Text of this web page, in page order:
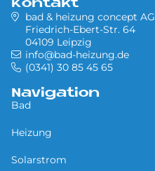
Kontakt
bad & heizung concept AG
Friedrich-Ebert-Str. 64
04109 Leipzig
info@bad-heizung.de
(0341) 30 85 45 65
Navigation
Bad
Heizung
Solarstrom